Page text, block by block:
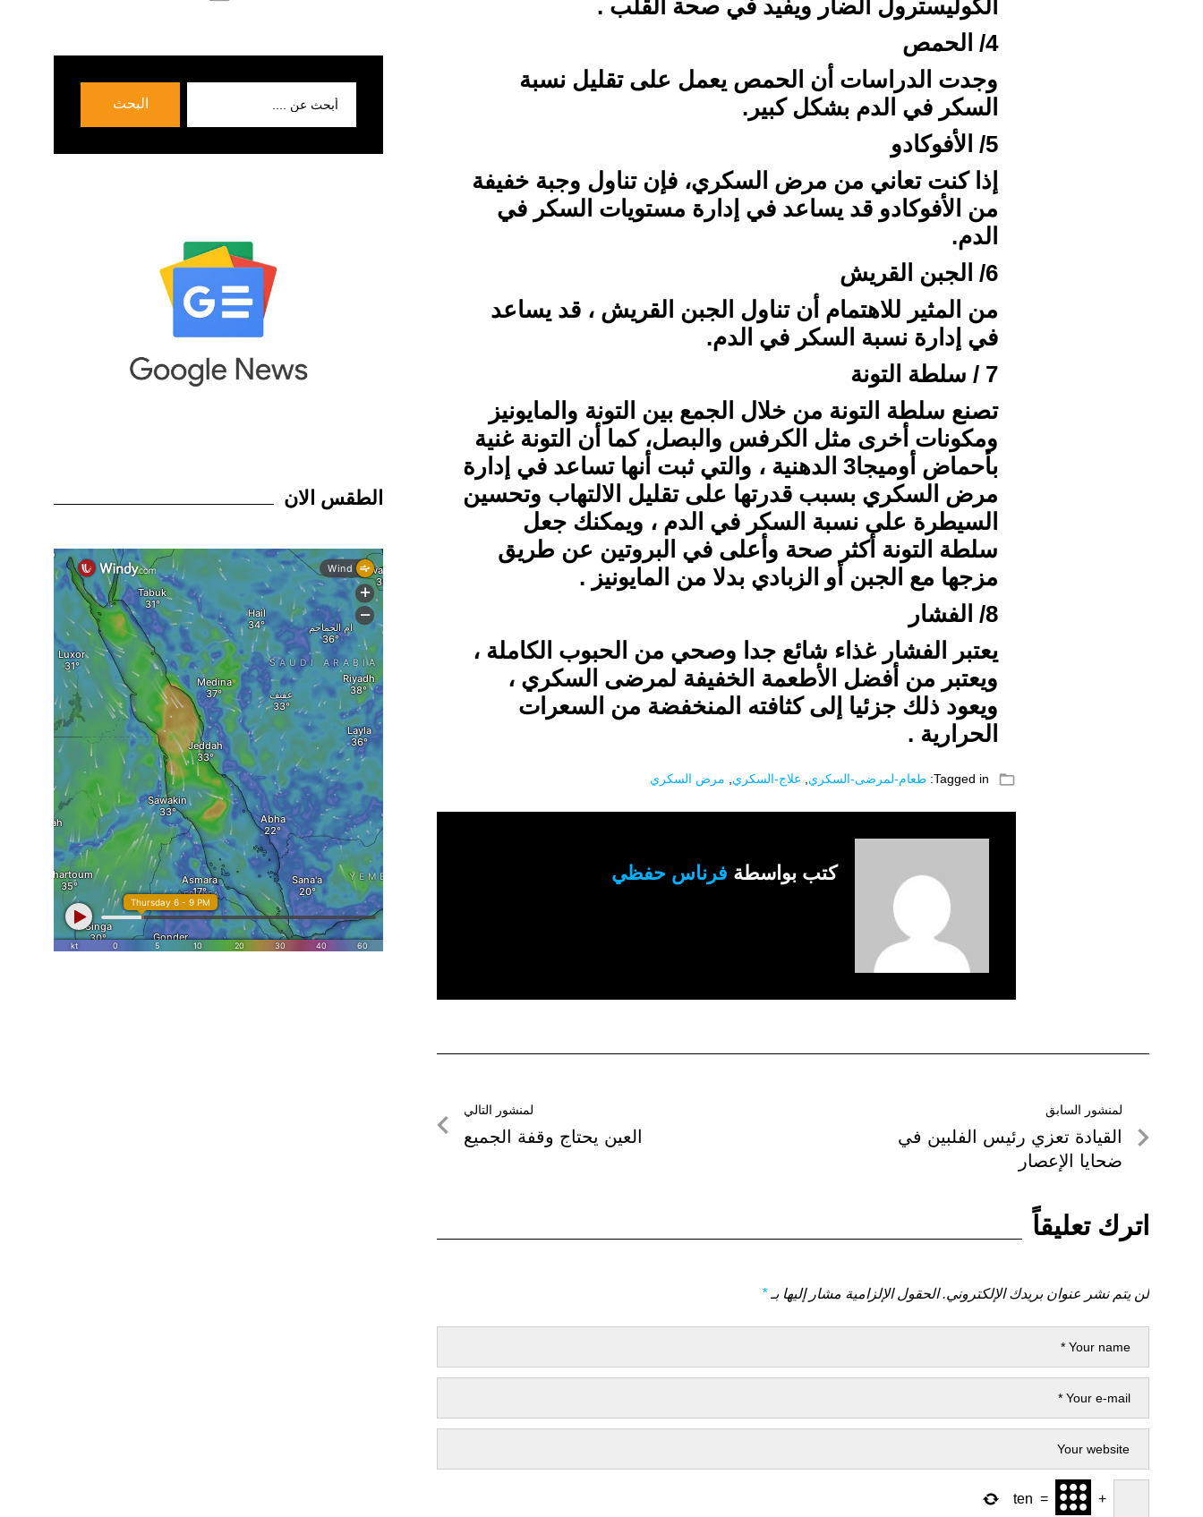
الكوليسترول الضار ويفيد في صحة القلب .
4/ الحمص
وجدت الدراسات أن الحمص يعمل على تقليل نسبة
السكر في الدم بشكل كبير.
5/ الأفوكادو
إذا كنت تعاني من مرض السكري، فإن تناول وجبة خفيفة
من الأفوكادو قد يساعد في إدارة مستويات السكر في
الدم.
6/ الجبن القريش
من المثير للاهتمام أن تناول الجبن القريش ، قد يساعد
في إدارة نسبة السكر في الدم.
7 / سلطة التونة
تصنع سلطة التونة من خلال الجمع بين التونة والمايونيز
ومكونات أخرى مثل الكرفس والبصل، كما أن التونة غنية
بأحماض أوميجا3 الدهنية ، والتي ثبت أنها تساعد في إدارة
مرض السكري بسبب قدرتها على تقليل الالتهاب وتحسين
السيطرة على نسبة السكر في الدم ، ويمكنك جعل
سلطة التونة أكثر صحة وأعلى في البروتين عن طريق
مزجها مع الجبن أو الزبادي بدلا من المايونيز .
8/ الفشار
يعتبر الفشار غذاء شائع جدا وصحي من الحبوب الكاملة ،
ويعتبر من أفضل الأطعمة الخفيفة لمرضى السكري ،
ويعود ذلك جزئيا إلى كثافته المنخفضة من السعرات
الحرارية .
folder_open
Tagged in: طعام-لمرضى-السكري علاج-السكري مرض السكري
كتب بواسطة فرناس حفظي
تصفّح
المقالات
لمنشور السابق
لمنشور
السابق
القيادة تعزي رئيس الفلبين في
ضحايا الإعصار
لمنشور التالي
لمنشور
العين يحتاج وقفة الجميع
اترك تعليقاً
لن يتم نشر عنوان بريدك الإلكتروني. الحقول الإلزامية مشار إليها بـ*
+
=
ten
البحث
الطقس الان